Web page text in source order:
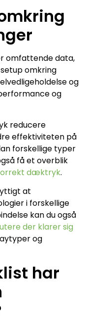
omfattende data,
omkring
og
og
reducere
effektiviteten på
forskellige typer
få et overblik
dæktryk.
at
i forskellige
kan du også
der klarer sig
og
har